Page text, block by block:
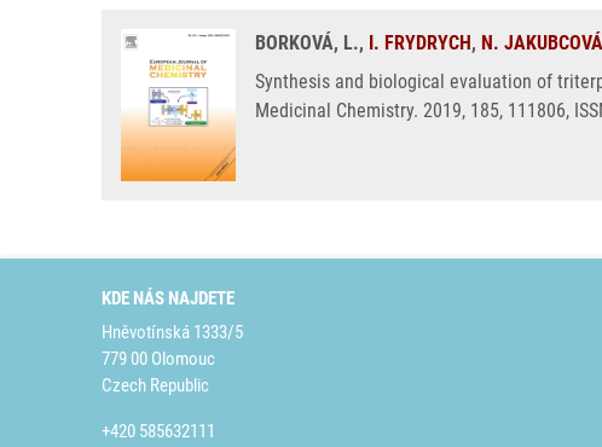
BORKOVÁ, L., I. FRYDRYCH, N. JAKUBCOVÁ
Synthesis and biological evaluation of
Medicinal Chemistry. 2019, 185, 111806,
KDE NÁS NAJDETE
Hněvotínská 1333/5
779 00 Olomouc
Czech Republic
+420 585632111